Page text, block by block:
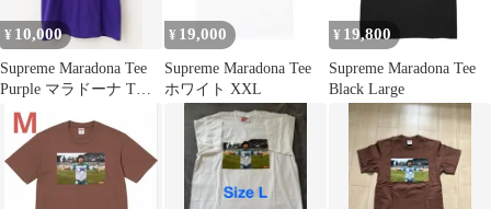
¥ 10,000
Supreme Maradona Tee
Purple マラドーナ Tシ
ャツ
¥ 19,000
Supreme Maradona Tee
ホワイト XXL
¥ 19,800
Supreme Maradona Tee
Black Large